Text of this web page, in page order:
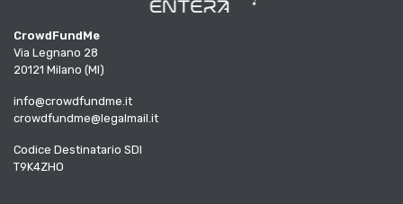
CrowdFundMe
Via Legnano 28
20121 Milano (MI)
info@crowdfundme.it
crowdfundme@legalmail.it
Codice Destinatario SDI
T9K4ZHO